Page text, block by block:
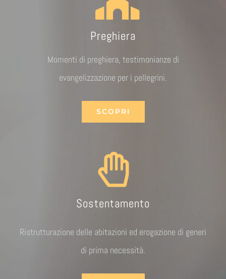
Preghiera
Momenti di preghiera, testimonianze di
evangelizzazione per i pellegrini.
SCOPRI
Sostentamento
Ristrutturazione delle abitazioni ed erogazione di generi
di prima necessità.